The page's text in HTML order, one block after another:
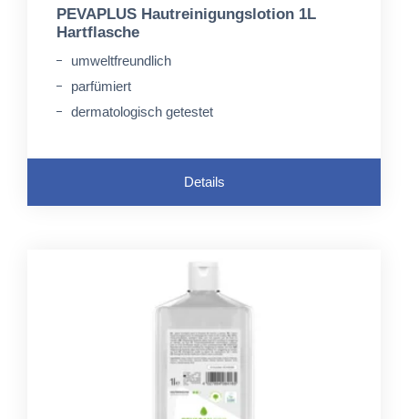
PEVAPLUS Hautreinigungslotion 1L
Hartflasche
umweltfreundlich
parfümiert
dermatologisch getestet
Details